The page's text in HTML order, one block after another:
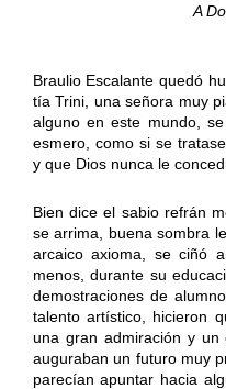
A
Braulio Escalante quedó
tía Trini, una señora muy
alguno en este mundo,
esmero, como si se
y que Dios nunca le
Bien dice el sabio refrán
se arrima, buena sombra
arcaico axioma, se ciñó
menos, durante su
demostraciones de
talento artístico, hicieron
una gran admiración y un
auguraban un futuro muy
parecían apuntar hacia